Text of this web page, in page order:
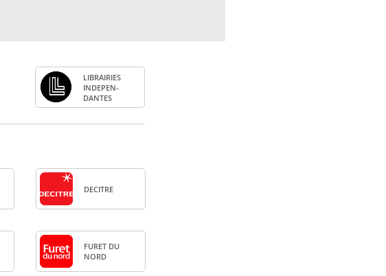
LIBRAI­RIES
INDE­PEN­
DANTES
DECITRE
FURET DU
NORD